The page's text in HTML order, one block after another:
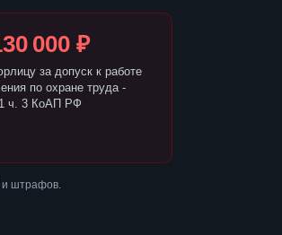
000 ₽
за допуск к работе
по охране труда -
ч. 3 КоАП РФ
и штрафов.